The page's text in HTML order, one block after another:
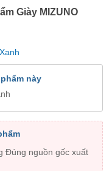
Giày MIZUNO
này
Đúng nguồn gốc xuất